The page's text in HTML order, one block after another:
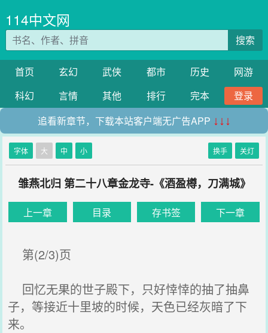
114中文网
搜索
首页 玄幻 武侠 都市 历史
网游
科幻
言情 其他 排行 完本
登录
追看新章节，下载本站客户端无广告APP ↓↓↓
字体 大 中 小 换手 关灯
雏燕北归 第二十八章金龙寺-《酒盈樽，刀满城》
上一章 目录 存书签 下一章
第(2/3)页
回忆无果的世子殿下，只好悻悻的抽了抽鼻
子，等接近十里坡的时候，天色已经灰暗了下
来。